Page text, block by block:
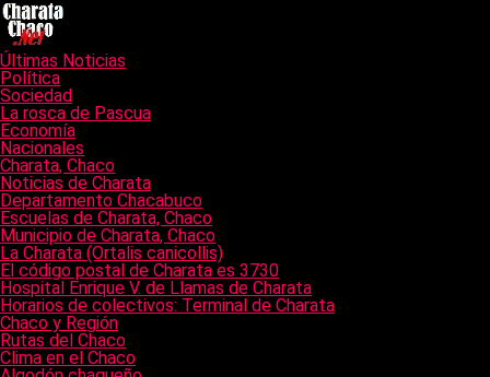
Últimas Noticias
Política
Sociedad
La rosca de Pascua
Economía
Nacionales
Charata, Chaco
Noticias de Charata
Departamento Chacabuco
Escuelas de Charata, Chaco
Municipio de Charata, Chaco
La Charata (Ortalis canicollis)
El código postal de Charata es 3730
Hospital Enrique V. de Llamas de Charata
Horarios de colectivos: Terminal de Charata
Chaco y Región
Rutas del Chaco
Clima en el Chaco